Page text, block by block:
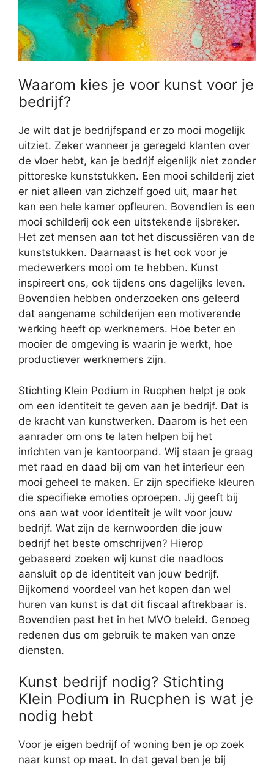
Waarom kies je voor kunst voor je
bedrijf?
Je wilt dat je bedrijfspand er zo mooi mogelijk
uitziet. Zeker wanneer je geregeld klanten over
de vloer hebt, kan je bedrijf eigenlijk niet zonder
pittoreske kunststukken. Een mooi schilderij ziet
er niet alleen van zichzelf goed uit, maar het
kan een hele kamer opfleuren. Bovendien is een
mooi schilderij ook een uitstekende ijsbreker.
Het zet mensen aan tot het discussiëren van de
kunststukken. Daarnaast is het ook voor je
medewerkers mooi om te hebben. Kunst
inspireert ons, ook tijdens ons dagelijks leven.
Bovendien hebben onderzoeken ons geleerd
dat aangename schilderijen een motiverende
werking heeft op werknemers. Hoe beter en
mooier de omgeving is waarin je werkt, hoe
productiever werknemers zijn.
Stichting Klein Podium in Rucphen helpt je ook
om een identiteit te geven aan je bedrijf. Dat is
de kracht van kunstwerken. Daarom is het een
aanrader om ons te laten helpen bij het
inrichten van je kantoorpand. Wij staan je graag
met raad en daad bij om van het interieur een
mooi geheel te maken. Er zijn specifieke kleuren
die specifieke emoties oproepen. Jij geeft bij
ons aan wat voor identiteit je wilt voor jouw
bedrijf. Wat zijn de kernwoorden die jouw
bedrijf het beste omschrijven? Hierop
gebaseerd zoeken wij kunst die naadloos
aansluit op de identiteit van jouw bedrijf.
Bijkomend voordeel van het kopen dan wel
huren van kunst is dat dit fiscaal aftrekbaar is.
Bovendien past het in het MVO beleid. Genoeg
redenen dus om gebruik te maken van onze
diensten.
Kunst bedrijf nodig? Stichting
Klein Podium in Rucphen is wat je
nodig hebt
Voor je eigen bedrijf of woning ben je op zoek
naar kunst op maat. In dat geval ben je bij